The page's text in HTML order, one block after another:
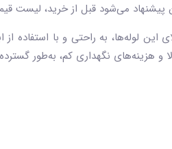
لیست قیمت لوله ۲۰ نیوپایپ را از سایت ابرود پایپ
و هزینه‌های نگهداری کم، به‌طور